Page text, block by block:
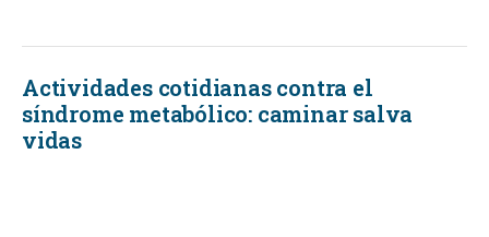
Actividades cotidianas contra el
síndrome metabólico: caminar salva
vidas